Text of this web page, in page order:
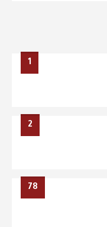
1
2
78